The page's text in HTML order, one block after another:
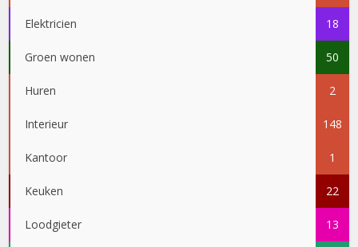
Elektricien 18
Groen wonen 50
Huren 2
Interieur 148
Kantoor 1
Keuken 22
Loodgieter 13